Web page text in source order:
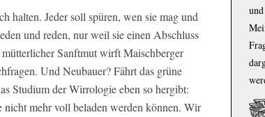
halten. Jeder soll spüren, wen sie mag und
und reden, nur weil sie einen Abschluss
Sanftmut wirft Maischberger
Und Neubauer? Fährt das grüne
Studium der Wirrologie eben so hergibt:
mehr voll beladen werden können. Wir